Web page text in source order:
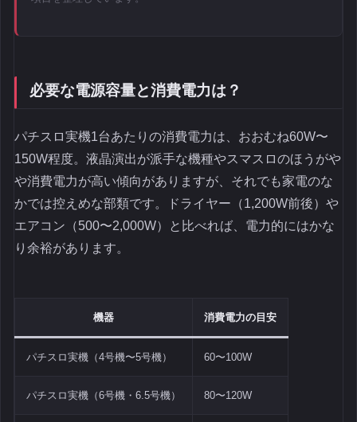
必要な電源容量と消費電力は？
パチスロ実機1台あたりの消費電力は、おおむね60W〜
150W程度。液晶演出が派手な機種やスマスロのほうがや
や消費電力が高い傾向がありますが、それでも家電のな
かでは控えめな部類です。ドライヤー（1,200W前後）や
エアコン（500〜2,000W）と比べれば、電力的にはかな
り余裕があります。
機器 消費電力の目安
パチスロ実機（4号機〜5号機） 60〜100W
パチスロ実機（6号機・6.5号機） 80〜120W